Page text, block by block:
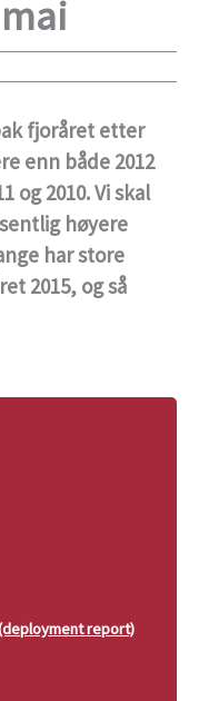
fjoråret etter
enn både 2012
og 2010. Vi skal
høyere
har store
2015, og så
report)